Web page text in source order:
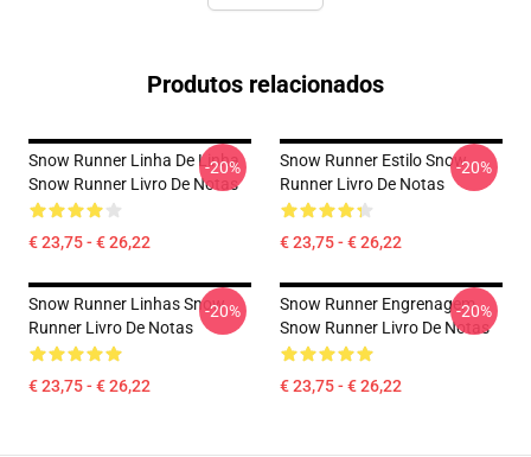
Produtos relacionados
Snow Runner Linha De Linha
Snow Runner Livro De Notas
€ 23,75 - € 26,22
-20%
Snow Runner Estilo Snow
Runner Livro De Notas
€ 23,75 - € 26,22
-20%
Snow Runner Linhas Snow
Runner Livro De Notas
€ 23,75 - € 26,22
-20%
Snow Runner Engrenagem
Snow Runner Livro De Notas
€ 23,75 - € 26,22
-20%